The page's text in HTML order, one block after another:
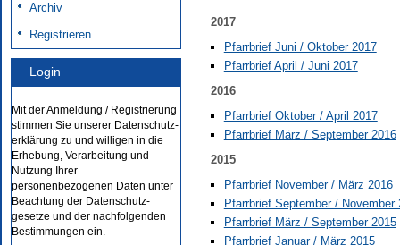
Archiv
Registrieren
Login
Mit der Anmeldung / Registrierung
stimmen Sie unserer Datenschutz-
erklärung zu und willigen in die
Erhebung, Verarbeitung und
Nutzung Ihrer
personenbezogenen Daten unter
Beachtung der Datenschutz-
gesetze und der nachfolgenden
Bestimmungen ein.
2017
Pfarrbrief Juni / Oktober 2017
Pfarrbrief April / Juni 2017
2016
Pfarrbrief Oktober / April 2017
Pfarrbrief März / September 2016
2015
Pfarrbrief November / März 2016
Pfarrbrief September / November
Pfarrbrief März / September 2015
Pfarrbrief Januar / März 2015